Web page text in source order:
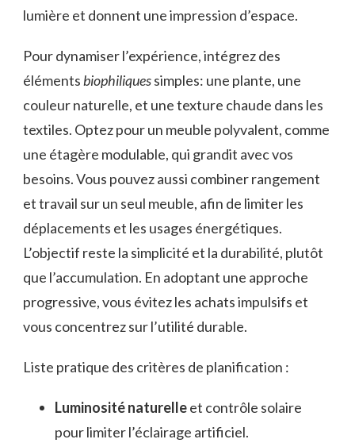
lumière et donnent une impression d’espace.
Pour dynamiser l’expérience, intégrez des
éléments biophiliquessimples: une plante, une
couleur naturelle, et une texture chaude dans les
textiles. Optez pour un meuble polyvalent, comme
une étagère modulable, qui grandit avec vos
besoins. Vous pouvez aussi combiner rangement
et travail sur un seul meuble, afin de limiter les
déplacements et les usages énergétiques.
L’objectif reste la simplicité et la durabilité, plutôt
que l’accumulation. En adoptant une approche
progressive, vous évitez les achats impulsifs et
vous concentrez sur l’utilité durable.
Liste pratique des critères de planification :
Luminosité naturelleet contrôle solaire
pour limiter l’éclairage artificiel.